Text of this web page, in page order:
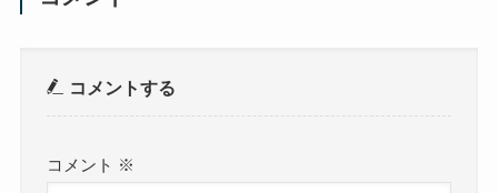
コメントする
コメント ※